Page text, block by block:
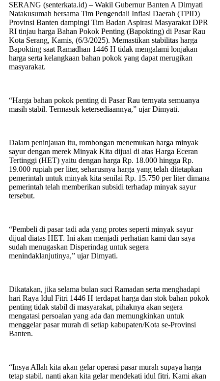
SERANG (senterkata.id) – Wakil Gubernur Banten A Dimyati
Natakusumah bersama Tim Pengendali Inflasi Daerah (TPID)
Provinsi Banten dampingi Tim Badan Aspirasi Masyarakat DPR
RI tinjau harga Bahan Pokok Penting (Bapokting) di Pasar Rau
Kota Serang, Kamis, (6/3/2025). Memastikan stabilitas harga
Bapokting saat Ramadhan 1446 H tidak mengalami lonjakan
harga serta kelangkaan bahan pokok yang dapat merugikan
masyarakat.
“Harga bahan pokok penting di Pasar Rau ternyata semuanya
masih stabil. Termasuk ketersediaannya,” ujar Dimyati.
Dalam peninjauan itu, rombongan menemukan harga minyak
sayur dengan merek Minyak Kita dijual di atas Harga Eceran
Tertinggi (HET) yaitu dengan harga Rp. 18.000 hingga Rp.
19.000 rupiah per liter, seharusnya harga yang telah ditetapkan
pemerintah untuk minyak kita senilai Rp. 15.750 per liter dimana
pemerintah telah memberikan subsidi terhadap minyak sayur
tersebut.
“Pembeli di pasar tadi ada yang protes seperti minyak sayur
dijual diatas HET. Ini akan menjadi perhatian kami dan saya
sudah menugaskan Disperindag untuk segera
menindaklanjutinya,” ujar Dimyati.
Dikatakan, jika selama bulan suci Ramadan serta menghadapi
hari Raya Idul Fitri 1446 H terdapat harga dan stok bahan pokok
penting tidak stabil di masyarakat, pihaknya akan segera
mengatasi persoalan yang ada dan memungkinkan untuk
menggelar pasar murah di setiap kabupaten/Kota se-Provinsi
Banten.
“Insya Allah kita akan gelar operasi pasar murah supaya harga
tetap stabil. nanti akan kita gelar mendekati idul fitri. Kami akan